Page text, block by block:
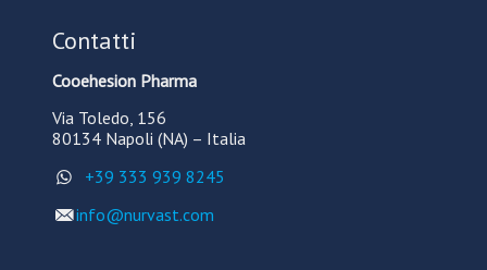
Contatti
Cooehesion Pharma
Via Toledo, 156
80134 Napoli (NA) – It​alia
+39 333 939 8245
info@nurvast.com